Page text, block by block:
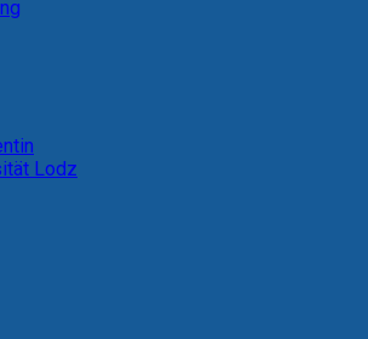
Lodz